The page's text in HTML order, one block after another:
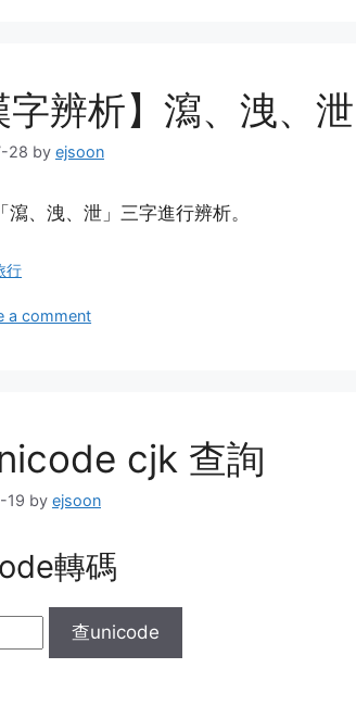
字辨析】瀉、洩、泄
28 by ejsoon
瀉、洩、泄」三字進行辨析。
行
a comment
cjk 查詢
19 by ejsoon
轉碼
查unicode